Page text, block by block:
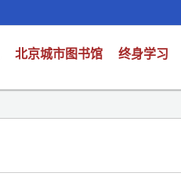
北京城市图书馆 终身学习